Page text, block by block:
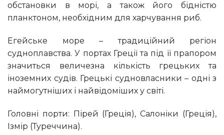
обстановки в морі, а також його бідністю
планктоном, необхідним для харчування риб.
Егейське море – традиційний регіон
судноплавства. У портах Греції та під її прапором
значиться величезна кількість грецьких та
іноземних судів. Грецькі судновласники – одні з
наймогутніших і найвідоміших у світі.
Головні порти: Пірей (Греція), Салоніки (Греція),
Ізмір (Туреччина).